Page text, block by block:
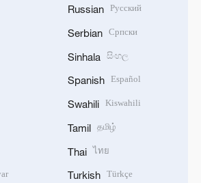
Russian Русский
Serbian Српски
Sinhala සිංහල
Spanish Español
Swahili Kiswahili
Tamil தமிழ்
Thai ไทย
Turkish Türkçe